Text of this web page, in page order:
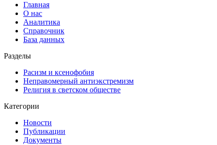
Главная
О нас
Аналитика
Справочник
База данных
Разделы
Расизм и ксенофобия
Неправомерный антиэкстремизм
Религия в светском обществе
Категории
Новости
Публикации
Документы